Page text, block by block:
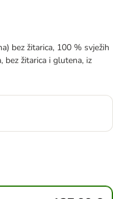
bez žitarica, 100 % svježih
bez žitarica i glutena, iz